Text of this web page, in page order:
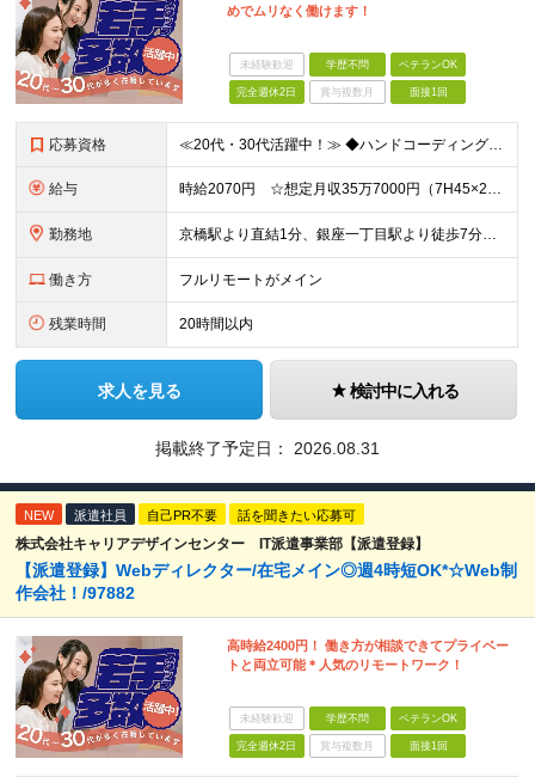
めでムリなく働けます！
未経験歓迎 学歴不問 ベテランOK
完全週休2日 賞与複数月 面接1回
応募資格 ≪20代・30代活躍中！≫ ◆ハンドコーディング（HTML5、CSS3）の経験 ※Dreamweaver等の使用は除く ◆Photoshop使用経験 ※ブランクがある方やこれまでのご経験に自信がない
給与 時給2070円 ☆想定月収35万7000円（7H45×20日+残業15H） ※交通費全額支給 ※在宅日数に応じて、在宅勤務手当あり
勤務地 京橋駅より直結1分、銀座一丁目駅より徒歩7分、東京駅より徒歩8分、有楽町駅より徒歩12分 ▼服装：オフィスカジュアル ▼働き方：基本在宅勤務 ※入社後1週間程は研修のため出社になります。 ※業務状況
働き方 フルリモートがメイン
残業時間 20時間以内
求人を見る 検討中に入れる
掲載終了予定日： 2026.08.31
NEW 派遣社員 自己PR不要 話を聞きたい応募可
株式会社キャリアデザインセンター IT派遣事業部【派遣登録】
【派遣登録】Webディレクター/在宅メイン◎週4時短OK*☆Web制
作会社！/97882
高時給2400円！ 働き方が相談できてプライベー
トと両立可能＊人気のリモートワーク！
未経験歓迎 学歴不問 ベテランOK
完全週休2日 賞与複数月 面接1回